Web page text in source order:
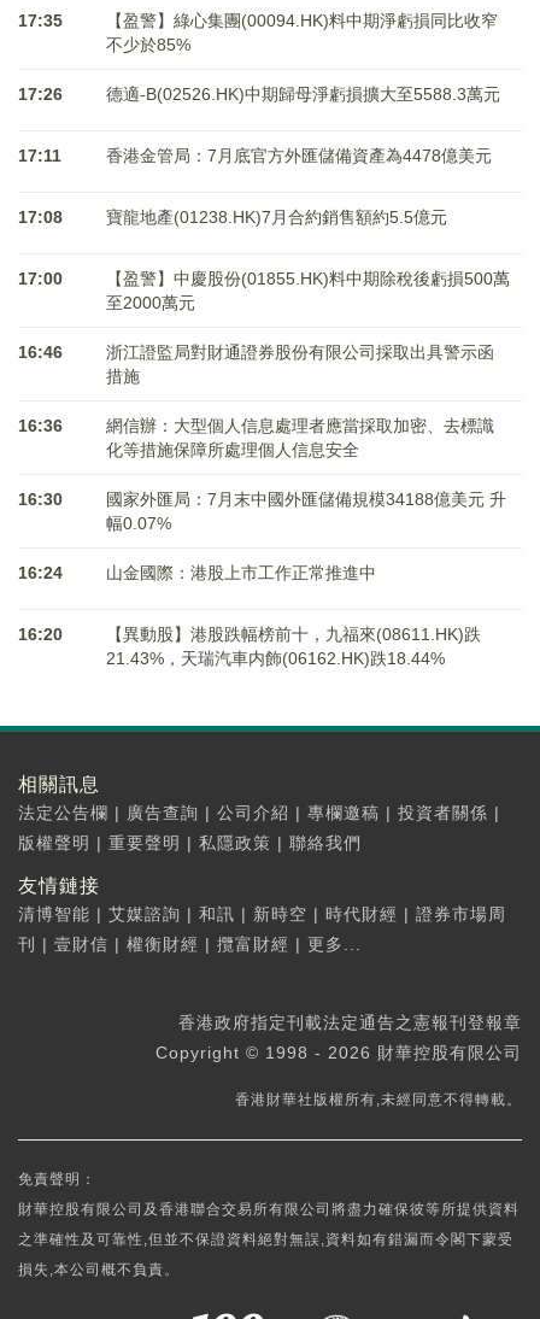
17:35
【盈警】綠心集團(00094.HK)料中期淨虧損同比收窄
不少於85%
17:26 德適-B(02526.HK)中期歸母淨虧損擴大至5588.3萬元
17:11 香港金管局：7月底官方外匯儲備資產為4478億美元
17:08 寶龍地產(01238.HK)7月合約銷售額約5.5億元
17:00
【盈警】中慶股份(01855.HK)料中期除稅後虧損500萬
至2000萬元
16:46
浙江證監局對財通證券股份有限公司採取出具警示函
措施
16:36
網信辦：大型個人信息處理者應當採取加密、去標識
化等措施保障所處理個人信息安全
16:30
國家外匯局：7月末中國外匯儲備規模34188億美元 升
幅0.07%
16:24 山金國際：港股上市工作正常推進中
16:20
【異動股】港股跌幅榜前十，九福來(08611.HK)跌
21.43%，天瑞汽車内飾(06162.HK)跌18.44%
相關訊息
法定公告欄 | 廣告查詢 | 公司介紹 | 專欄邀稿 | 投資者關係 |
版權聲明 | 重要聲明 | 私隱政策 | 聯絡我們
友情鏈接
清博智能 | 艾媒諮詢 | 和訊 | 新時空 | 時代財經 | 證券市場周
刊
| 壹財信 | 權衡財經 | 攬富財經 | 更多...
香港政府指定刊載法定通告之憲報刊登報章
Copyright © 1998 - 2026 財華控股有限公司
香港財華社版權所有,未經同意不得轉載。
免責聲明：
財華控股有限公司及香港聯合交易所有限公司將盡力確保彼等所提供資料
之準確性及可靠性,但並不保證資料絕對無誤,資料如有錯漏而令閣下蒙受
損失,本公司概不負責。